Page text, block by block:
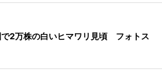
で2万株の白いヒマワリ見頃 フォトス